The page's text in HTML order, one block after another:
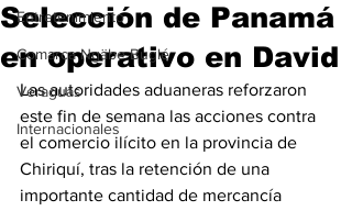
Entretenimiento
Comarca Ngäbe-Buglé
Veraguas
Internacionales
Selección de Panamá
en operativo en David
Las autoridades aduaneras reforzaron
este fin de semana las acciones contra
el comercio ilícito en la provincia de
Chiriquí, tras la retención de una
importante cantidad de mercancía